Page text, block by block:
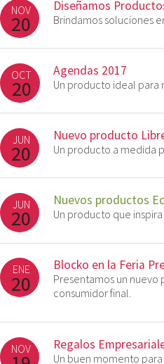
NOV
20
Diseñamos
Brindamos soluciones
OCT
20
Agendas 2017
Un producto ideal para
JUN
20
Nuevo producto
Un producto a medida
JUN
20
Nuevos productos
Un producto que
ENE
20
Blocko en la Feria
Presentamos un
consumidor final.
NOV Regalos
Un buen momento